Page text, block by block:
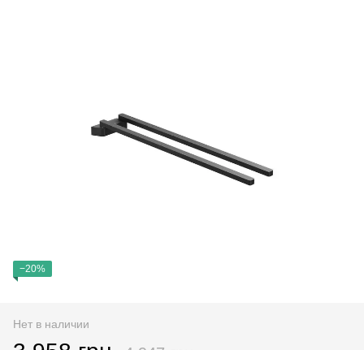
−20%
Нет в наличии